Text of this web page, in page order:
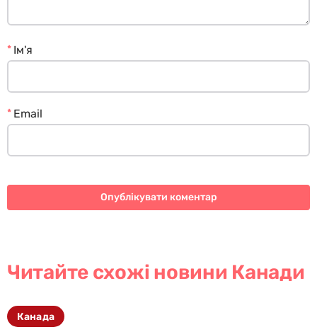
Ім'я
*
Email
*
Читайте схожі новини Канади
Канада